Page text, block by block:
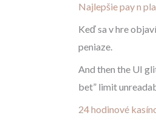
Najlepšie pay n
Keď sa v hre
peniaze.
And then the UI
bet” limit
24 hodinové